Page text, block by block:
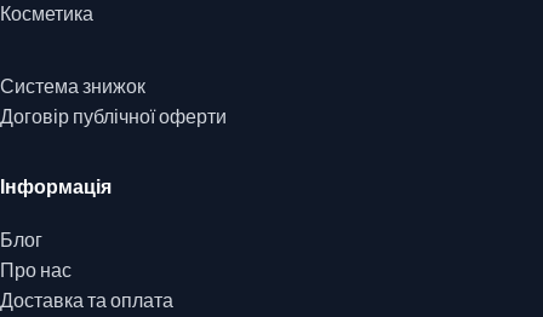
Косметика
Система знижок
Договір публічної оферти
Інформація
Блог
Про нас
Доставка та оплата